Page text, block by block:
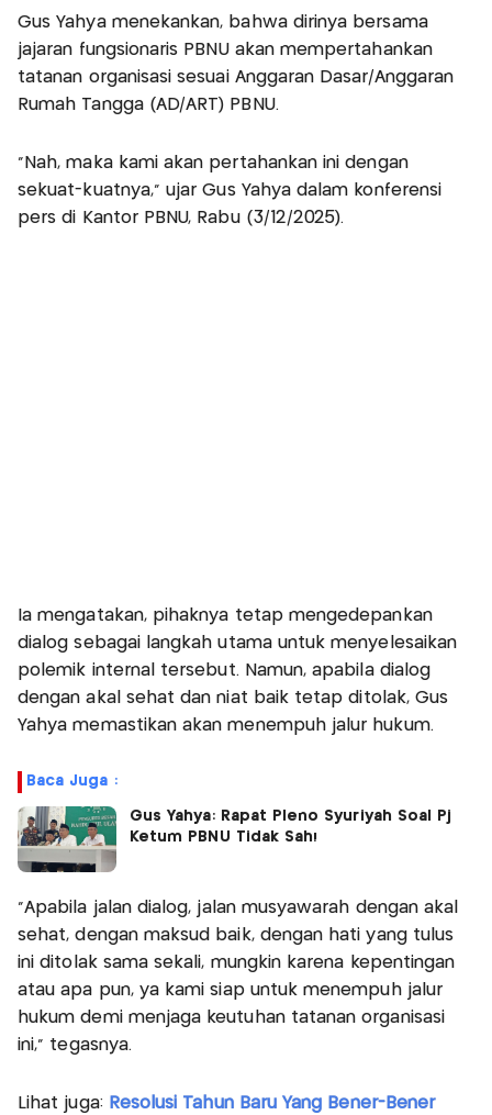
Gus Yahya menekankan, bahwa dirinya bersama
jajaran fungsionaris PBNU akan mempertahankan
tatanan organisasi sesuai Anggaran Dasar/Anggaran
Rumah Tangga (AD/ART) PBNU.
"Nah, maka kami akan pertahankan ini dengan
sekuat-kuatnya," ujar Gus Yahya dalam konferensi
pers di Kantor PBNU, Rabu (3/12/2025).
Ia mengatakan, pihaknya tetap mengedepankan
dialog sebagai langkah utama untuk menyelesaikan
polemik internal tersebut. Namun, apabila dialog
dengan akal sehat dan niat baik tetap ditolak, Gus
Yahya memastikan akan menempuh jalur hukum.
Baca Juga :
Gus Yahya: Rapat Pleno Syuriyah Soal Pj
Ketum PBNU Tidak Sah!
"Apabila jalan dialog, jalan musyawarah dengan akal
sehat, dengan maksud baik, dengan hati yang tulus
ini ditolak sama sekali, mungkin karena kepentingan
atau apa pun, ya kami siap untuk menempuh jalur
hukum demi menjaga keutuhan tatanan organisasi
ini," tegasnya.
Lihat juga: Resolusi Tahun Baru Yang Bener-Bener